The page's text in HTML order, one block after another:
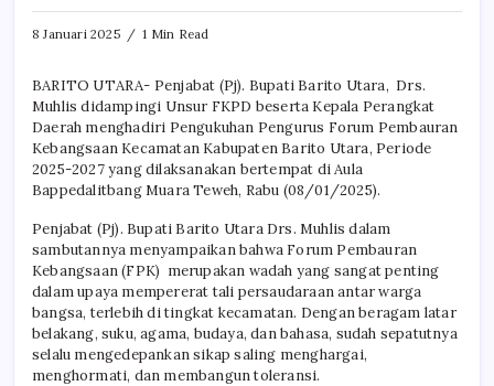
8 Januari 2025 1 Min Read
BARITO UTARA- Penjabat (Pj). Bupati Barito Utara, Drs.
Muhlis didampingi Unsur FKPD beserta Kepala Perangkat
Daerah menghadiri Pengukuhan Pengurus Forum Pembauran
Kebangsaan Kecamatan Kabupaten Barito Utara, Periode
2025-2027 yang dilaksanakan bertempat di Aula
Bappedalitbang Muara Teweh, Rabu (08/01/2025).
Penjabat (Pj). Bupati Barito Utara Drs. Muhlis dalam
sambutannya menyampaikan bahwa Forum Pembauran
Kebangsaan (FPK) merupakan wadah yang sangat penting
dalam upaya mempererat tali persaudaraan antar warga
bangsa, terlebih di tingkat kecamatan. Dengan beragam latar
belakang, suku, agama, budaya, dan bahasa, sudah sepatutnya
selalu mengedepankan sikap saling menghargai,
menghormati, dan membangun toleransi.